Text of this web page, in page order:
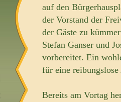
auf den
der Vorstand der
der Gäste zu
Stefan Ganser und
vorbereitet. Ein
für eine reibungslose
Bereits am Vortag